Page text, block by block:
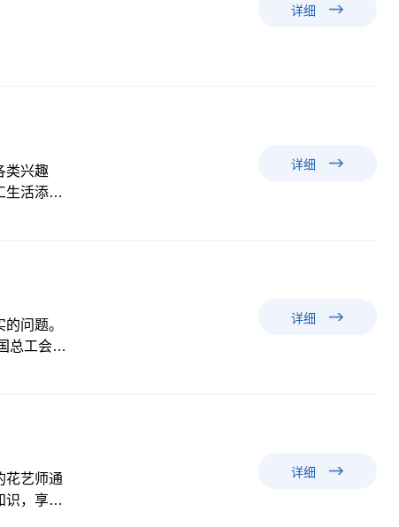
详细
类兴趣
生活添加
。古筝
很困难
详细
问题。
总工会关
戏、绘
的学习
详细
花艺师通
识，享受
详细